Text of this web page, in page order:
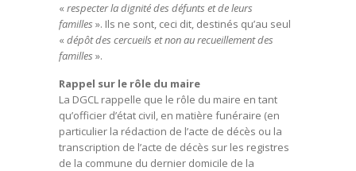
« respecter la dignité des défunts et de leurs
familles ». Ils ne sont, ceci dit, destinés qu’au seul
« dépôt des cercueils et non au recueillement des
familles ».
Rappel sur le rôle du maire
La DGCL rappelle que le rôle du maire en tant
qu’officier d’état civil, en matière funéraire (en
particulier la rédaction de l’acte de décès ou la
transcription de l’acte de décès sur les registres
de la commune du dernier domicile de la